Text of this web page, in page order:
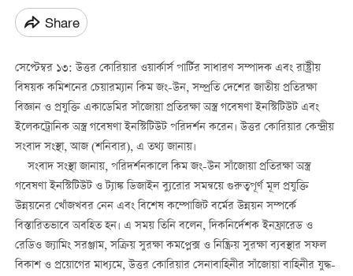
Share
সেপ্টেম্বর ১৩: উত্তর কোরিয়ার ওয়ার্কার্স পার্টির সাধারণ সম্পাদক এবং রাষ্ট্রীয়
বিষয়ক কমিশনের চেয়ারম্যান কিম জং-উন, সম্প্রতি দেশের জাতীয় প্রতিরক্ষা
বিজ্ঞান ও প্রযুক্তি একাডেমির সাঁজোয়া প্রতিরক্ষা অস্ত্র গবেষণা ইনস্টিটিউট এবং
ইলেকট্রোনিক অস্ত্র গবেষণা ইনস্টিটিউট পরিদর্শন করেন। উত্তর কোরিয়ার কেন্দ্রীয়
সংবাদ সংস্থা, আজ (শনিবার), এ তথ্য জানায়।
সংবাদ সংস্থা জানায়, পরিদর্শনকালে কিম জং-উন সাঁজোয়া প্রতিরক্ষা অস্ত্র
গবেষণা ইনস্টিটিউট ও ট্যাঙ্ক ডিজাইন ব্যুরোর সমন্বয়ে গুরুত্বপূর্ণ মূল প্রযুক্তি
উন্নয়নের খোঁজখবর নেন এবং বিশেষ কম্পোজিট বর্মের উন্নয়ন সম্পর্কে
বিস্তারিতভাবে অবহিত হন। এ সময় তিনি বলেন, দিকনির্দেশক ইনফ্রারেড ও
রেডিও জ্যামিং সরঞ্জাম, সক্রিয় সুরক্ষা কমপ্লেক্স ও নিষ্ক্রিয় সুরক্ষা ব্যবস্থার সফল
বিকাশ ও প্রয়োগের মাধ্যমে, উত্তর কোরিয়ার সেনাবাহিনীর সাঁজোয়া বাহিনীর যুদ্ধ-